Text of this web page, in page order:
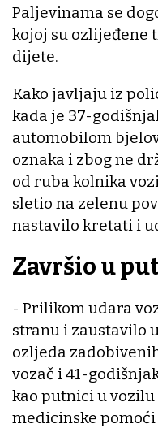
Paljevinama se
kojoj su ozlijeđene
dijete.
Kako javljaju iz
kada je 37-
automobilom
oznaka i zbog ne
od ruba kolnika
sletio na zelenu
nastavilo kretati i
Završio u
- Prilikom udara
stranu i zaustavilo
ozljeda
vozač i 41-
kao putnici u
medicinske